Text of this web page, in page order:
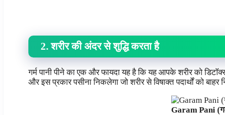
2. शरीर की अंदर से शुद्धि करता है
गर्म पानी पीने का एक और फायदा यह है कि यह आपके शरीर को
और इस प्रकार पसीना निकलेगा जो शरीर से विषाक्त पदार्थों को बाहर
Garam Pani